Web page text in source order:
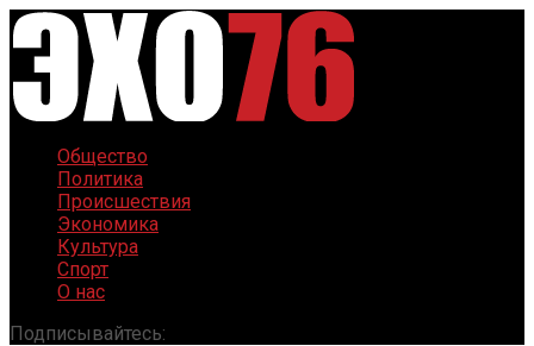
Общество
Политика
Происшествия
Экономика
Культура
Спорт
О нас
Подписывайтесь: